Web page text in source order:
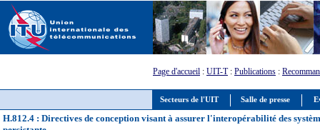
Secteurs de l'UIT Salle de presse
Page d'accueil : UIT-T: Publications :
H.812.4 : Directives de conception visant à assurer l'interopérabilité des